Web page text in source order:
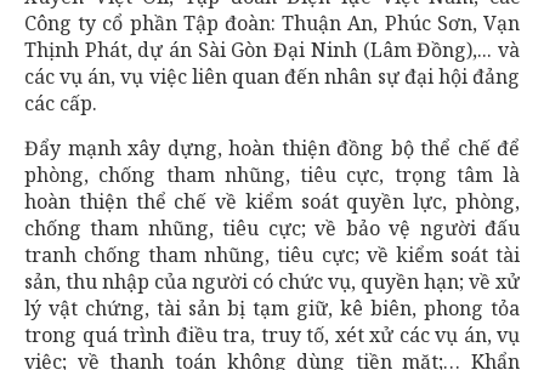
Công ty cổ phần Tập đoàn: Thuận An, Phúc Sơn, Vạn
Thịnh Phát, dự án Sài Gòn Đại Ninh (Lâm Đồng),... và
các vụ án, vụ việc liên quan đến nhân sự đại hội đảng
các cấp.
Đẩy mạnh xây dựng, hoàn thiện đồng bộ thể chế để
phòng, chống tham nhũng, tiêu cực, trọng tâm là
hoàn thiện thể chế về kiểm soát quyền lực, phòng,
chống tham nhũng, tiêu cực; về bảo vệ người đấu
tranh chống tham nhũng, tiêu cực; về kiểm soát tài
sản, thu nhập của người có chức vụ, quyền hạn; về xử
lý vật chứng, tài sản bị tạm giữ, kê biên, phong tỏa
trong quá trình điều tra, truy tố, xét xử các vụ án, vụ
việc; về thanh toán không dùng tiền mặt;… Khẩn